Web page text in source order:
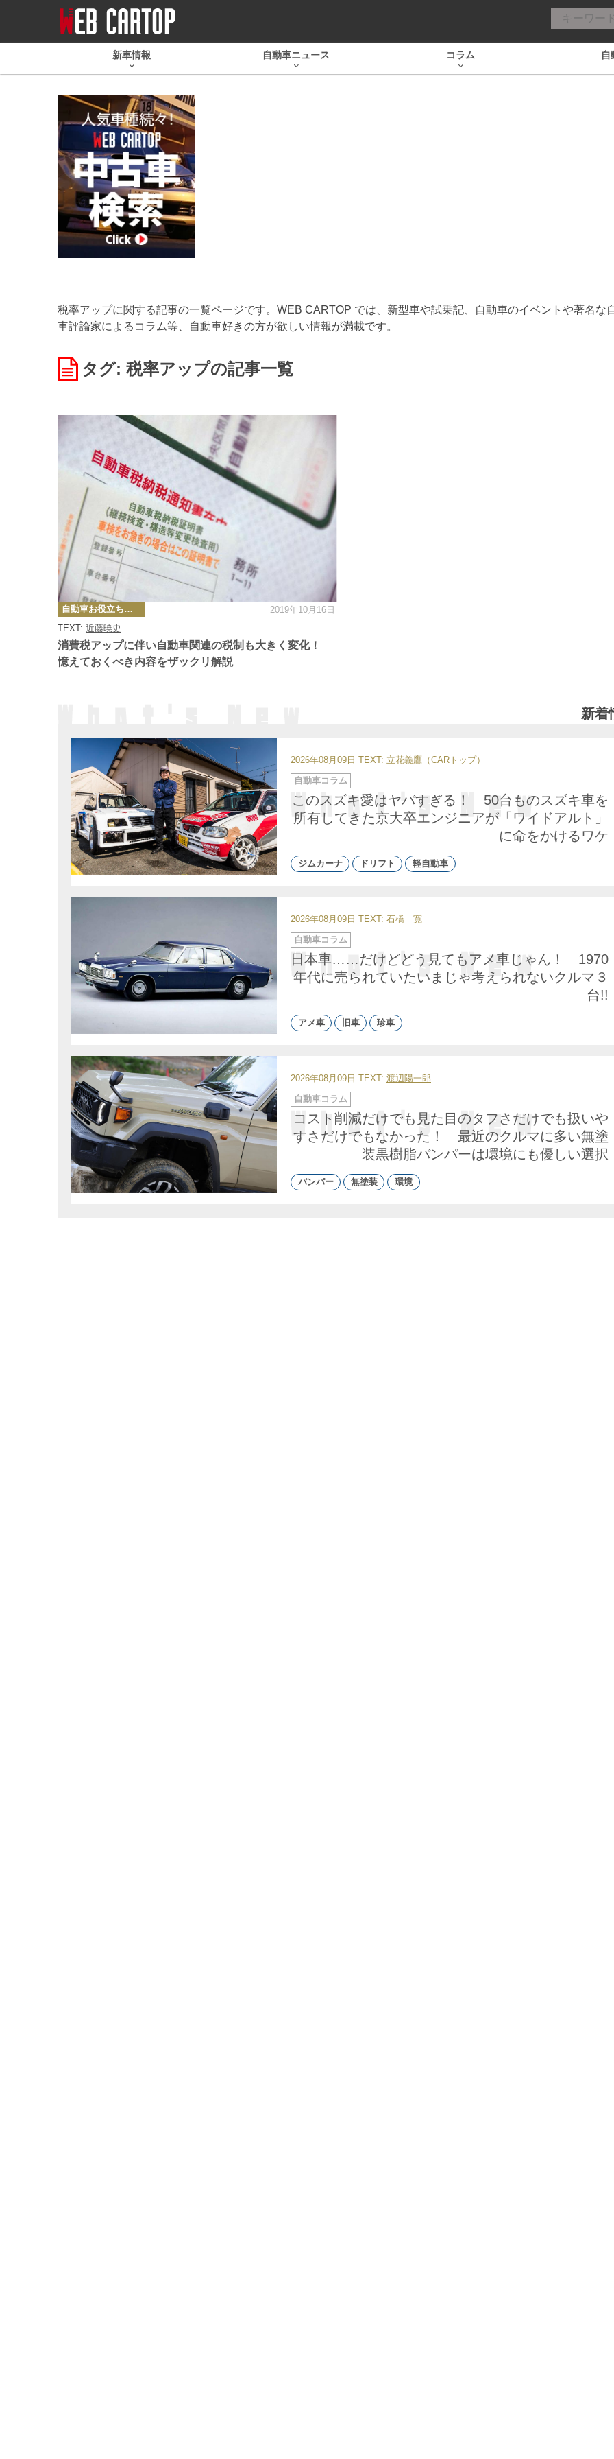
新車情報 自動車ニュース コラム 自
税率アップに関する記事の一覧ページです。WEB CARTOP では、新型車や試乗記、自動車のイベントや著名な
車評論家によるコラム等、自動車好きの方が欲しい情報が満載です。
タグ: 税率アップの記事一覧
消費税アップに伴い自動車関連の税制も大きく変化！
憶えておくべき内容をザックリ解説
TEXT: 近藤暁史
カ
テ
ゴ
リ
ー
自動車お役立ち情報 2019年10月16日
新着
2026年08月09日 TEXT: 立花義鷹（CARトップ）
このスズキ愛はヤバすぎる！ 50台ものスズキ車を
所有してきた京大卒エンジニアが「ワイドアルト」
に命をかけるワケ
カ
テ
リ
ー
自動車コラム
ジムカーナ ドリフト 軽自動車
2026年08月09日 TEXT: 石橋 寛
日本車……だけどどう見てもアメ車じゃん！ 1970
年代に売られていたいまじゃ考えられないクルマ３
台!!
カ
テ
ゴ
リ
ー
自動車コラム
アメ車 旧車 珍車
2026年08月09日 TEXT: 渡辺陽一郎
コスト削減だけでも見た目のタフさだけでも扱いや
すさだけでもなかった！ 最近のクルマに多い無塗
装黒樹脂バンパーは環境にも優しい選択
カ
テ
リ
自動車コラム
バンパー 無塗装 環境